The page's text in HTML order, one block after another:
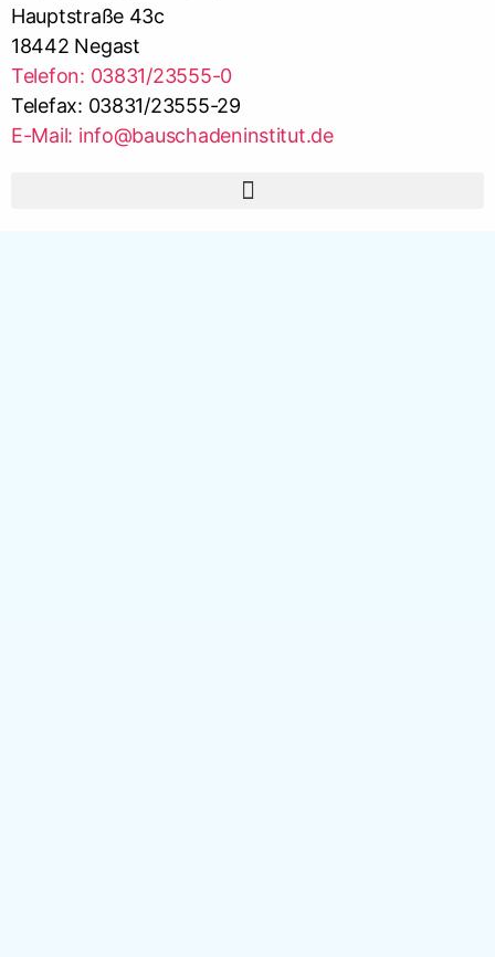
Hauptstraße 43c
18442 Negast
Telefon: 03831/23555-0
Telefax: 03831/23555-29
E-Mail: info@bauschadeninstitut.de